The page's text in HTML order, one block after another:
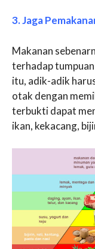
3. Jaga
Makanan
terhadap
itu, adik-adik
otak dengan
terbukti dapat
ikan, kekacang,